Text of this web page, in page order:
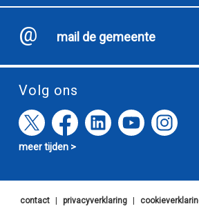
meer tijden >
mail de gemeente
Volg ons
contact | privacyverklaring |